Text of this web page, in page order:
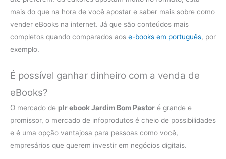
mais do que na hora de você apostar e saber mais sobre como
vender eBooks na internet. Já que são conteúdos mais
completos quando comparados aos e-books em português, por
exemplo.
É possível ganhar dinheiro com a venda de
eBooks?
O mercado de plr ebook Jardim Bom Pastor é grande e
promissor, o mercado de infoprodutos é cheio de possibilidades
e é uma opção vantajosa para pessoas como você,
empresários que querem investir em negócios digitais.